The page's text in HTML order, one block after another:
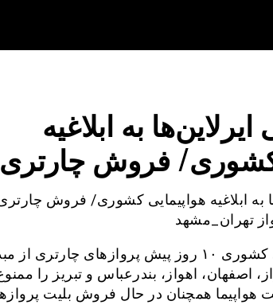
به ابلاغیه
کشوری/ فروش
به ابلاغیه هواپیمایی کشوری/ فروش
تهران_مشهد
سازمان هواپیمایی کشوری ۱۰ روز پیش پروازهای
اصفهان، اهواز، بندرعباس و تبریز را
همچنان در حال فروش بلیت